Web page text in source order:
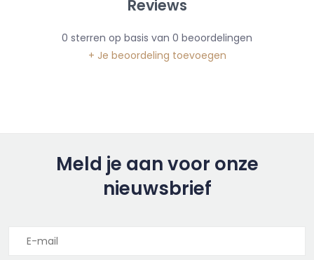
Reviews
0 sterren op basis van 0 beoordelingen
+ Je beoordeling toevoegen
Meld je aan voor onze
nieuwsbrief